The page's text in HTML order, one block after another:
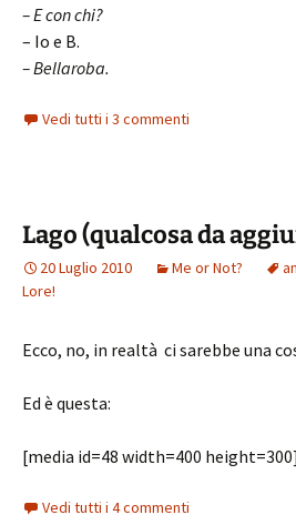
– E con chi?
– Io e B.
– Bellaroba.
Vedi tutti i 3 commenti
Lago (qualcosa da
20 Luglio 2010 Me or Not?
Lore!
Ecco, no, in realtà ci sarebbe una
Ed è questa:
[media id=48 width=400 height=300]
Vedi tutti i 4 commenti